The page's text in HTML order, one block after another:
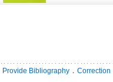
Provide Bibliography． Correction